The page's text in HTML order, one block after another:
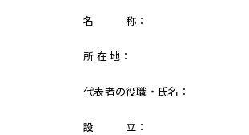
名 称：
所 在 地：
代表者の役職・氏名：
設 立：